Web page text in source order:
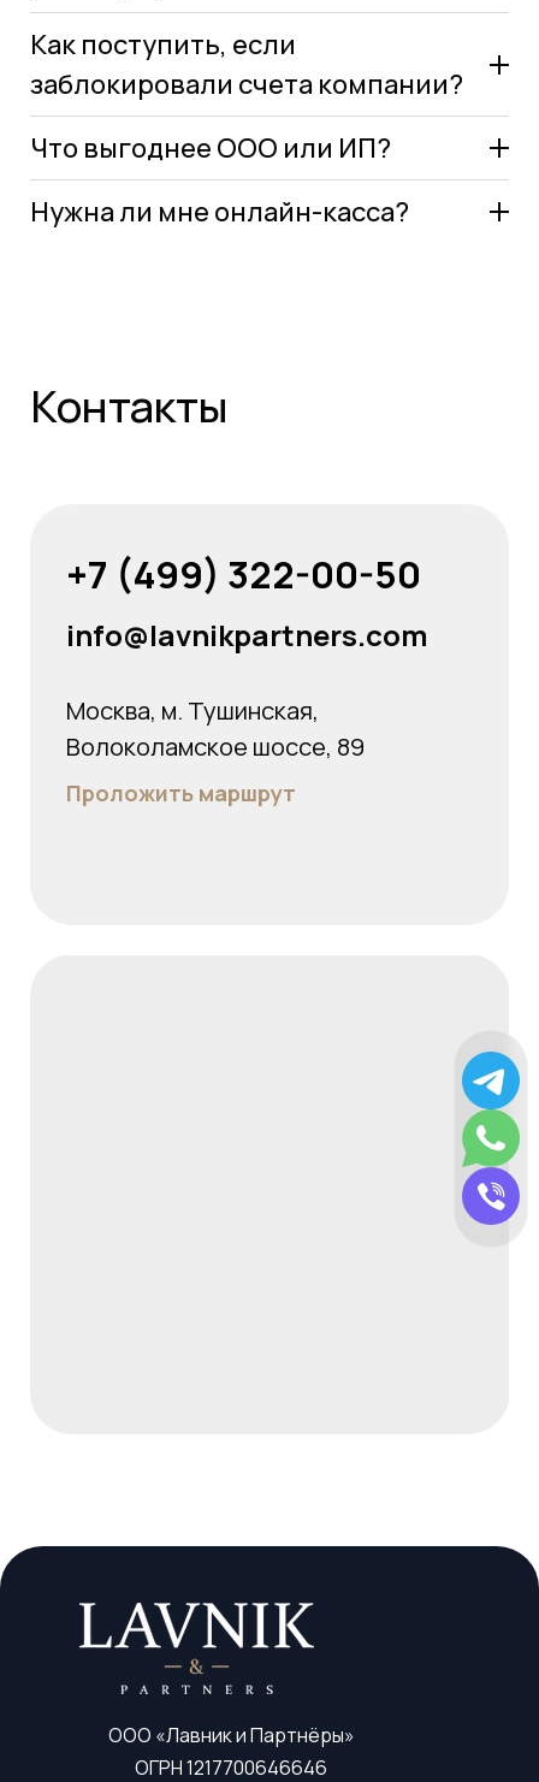
Как поступить, если
заблокировали счета компании?
Что выгоднее ООО или ИП?
Нужна ли мне онлайн-касса?
Контакты
+7 (499) 322-00-50
info@lavnikpartners.com
Москва, м. Тушинская,
Волоколамское шоссе, 89
Проложить маршрут
ООО «Лавник и Партнёры»
ОГРН 1217700646646